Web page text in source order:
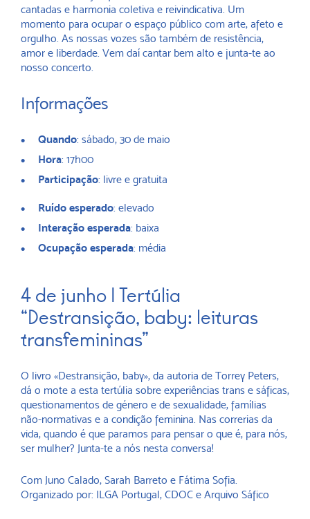
cantadas e harmonia coletiva e reivindicativa. Um
momento para ocupar o espaço público com arte, afeto e
orgulho. As nossas vozes são também de resistência,
amor e liberdade. Vem daí cantar bem alto e junta-te ao
nosso concerto.
Informações
Quando: sábado, 30 de maio
Hora: 17h00
Participação: livre e gratuita
Ruído esperado: elevado
Interação esperada: baixa
Ocupação esperada: média
4 de junho | Tertúlia
“Destransição, baby: leituras
transfemininas”
O livro «Destransição, baby», da autoria de Torrey Peters,
dá o mote a esta tertúlia sobre experiências trans e sáficas,
questionamentos de género e de sexualidade, famílias
não-normativas e a condição feminina. Nas correrias da
vida, quando é que paramos para pensar o que é, para nós,
ser mulher? Junta-te a nós nesta conversa!
Com Juno Calado, Sarah Barreto e Fátima Sofia.
Organizado por: ILGA Portugal, CDOC e Arquivo Sáfico